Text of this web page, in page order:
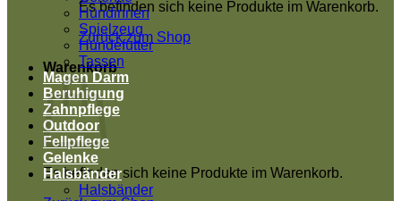
Es befinden sich keine Produkte im Warenkorb.
Zurück zum Shop
Warenkorb
Es befinden sich keine Produkte im Warenkorb.
Hündinnen
Spielzeug
Hundefutter
Tassen
Magen Darm
Beruhigung
Zahnpflege
Outdoor
Fellpflege
Gelenke
Halsbänder
Halsbänder